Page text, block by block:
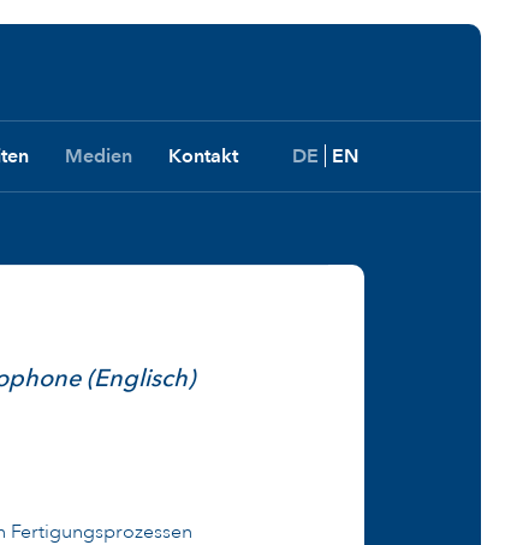
Medien Kontakt DE EN
(Englisch)
Fertigungsprozessen